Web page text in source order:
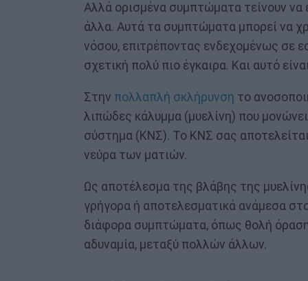
Αλλά ορισμένα συμπτώματα τείνουν
άλλα. Αυτά τα συμπτώματα μπορεί να
νόσου, επιτρέποντας ενδεχομένως σε
σχετική πολύ πιο έγκαιρα. Και αυτό
Στην πολλαπλή σκλήρυνση το
λιπώδες κάλυμμα (μυελίνη) που
σύστημα (ΚΝΣ). Το ΚΝΣ σας
νεύρα των ματιών.
Ως αποτέλεσμα της βλάβης της
γρήγορα ή αποτελεσματικά ανάμεσα
διάφορα συμπτώματα, όπως θολή
αδυναμία, μεταξύ πολλών άλλων.